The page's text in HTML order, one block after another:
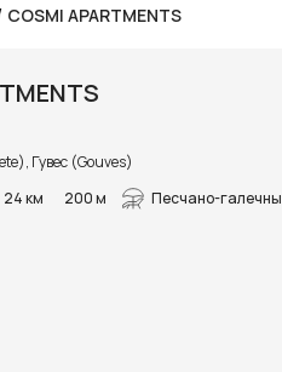
COSMI APARTMENTS
Гувес (Gouves)
24 км
200 м Песчано-